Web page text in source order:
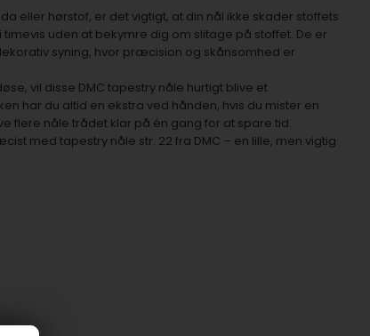
eller hørstof, er det vigtigt, at din nål ikke skader stoffets
uden at bekymre dig om slitage på stoffet. De er
syning, hvor præcision og skånsomhed er
vil disse DMC tapestry nåle hurtigt blive et
har du altid en ekstra ved hånden, hvis du mister en
flere nåle trådet klar på én gang for at spare tid.
med tapestry nåle str. 22 fra DMC – en lille, men vigtig